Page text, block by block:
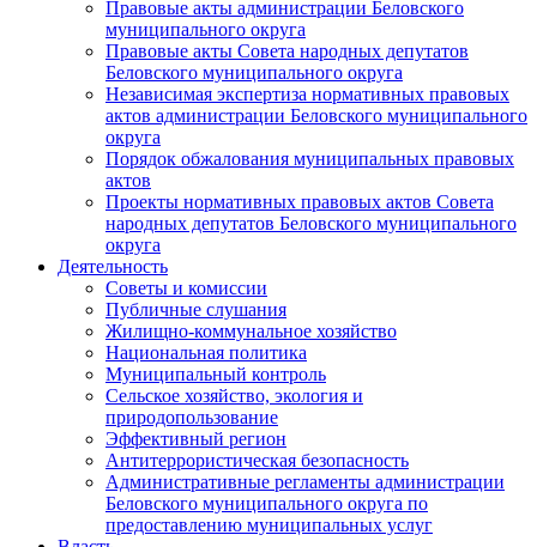
Правовые акты администрации Беловского
муниципального округа
Правовые акты Совета народных депутатов
Беловского муниципального округа
Независимая экспертиза нормативных правовых
актов администрации Беловского муниципального
округа
Порядок обжалования муниципальных правовых
актов
Проекты нормативных правовых актов Совета
народных депутатов Беловского муниципального
округа
Деятельность
Советы и комиссии
Публичные слушания
Жилищно-коммунальное хозяйство
Национальная политика
Муниципальный контроль
Сельское хозяйство, экология и
природопользование
Эффективный регион
Антитеррористическая безопасность
Административные регламенты администрации
Беловского муниципального округа по
предоставлению муниципальных услуг